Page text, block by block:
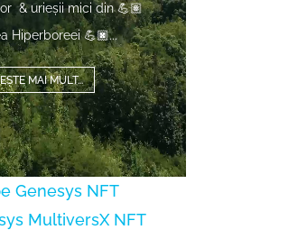
& urieșii mici din 💪🏽
Hiperboreei 💪🏿...
MAI MULT...